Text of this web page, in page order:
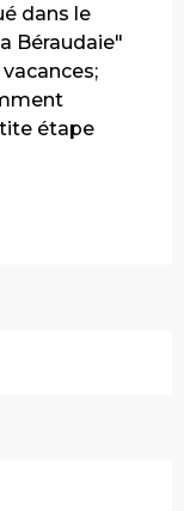
dans le
Béraudaie"
étape